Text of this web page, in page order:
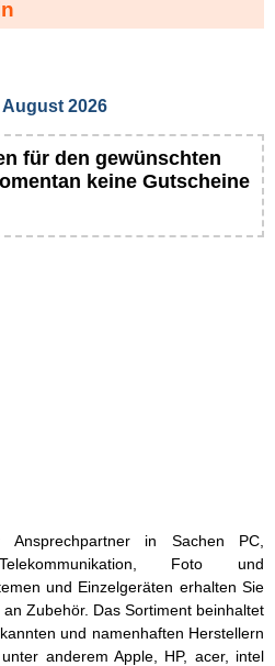
2026
für den gewünschten
keine Gutscheine
in Sachen PC,
Telekommunikation, Foto und
und Einzelgeräten erhalten Sie
Zubehör. Das Sortiment beinhaltet
und namenhaften Herstellern
anderem Apple, HP, acer, intel